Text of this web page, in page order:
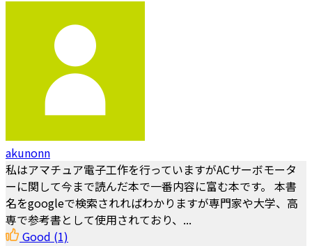
akunonn
私はアマチュア電子工作を行っていますがACサーボモータ
ーに関して今まで読んだ本で一番内容に富む本です。 本書
名をgoogleで検索されればわかりますが専門家や大学、高
専で参考書として使用されており、...
Good (1)